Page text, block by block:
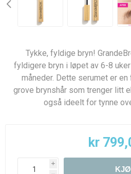
Tykke, fyldige bryn!
fyldigere bryn i løpet av 6-8
måneder. Dette serumet er
grove brynshår som trenger litt
også ideelt for tynne
kr
i